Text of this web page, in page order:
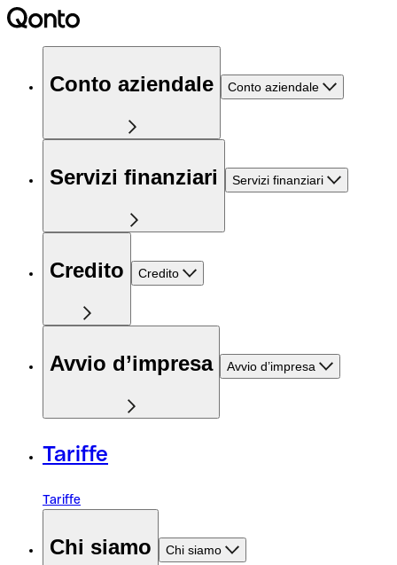
Conto aziendale Conto aziendale
Servizi finanziari Servizi finanziari
Credito Credito
Avvio d’impresa Avvio d’impresa
Tariffe
Tariffe
Chi siamo Chi siamo